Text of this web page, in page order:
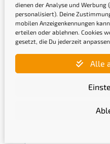
dienen der Analyse und
personalisiert). Deine
mobilen Anzeigenkennungen
erteilen oder ablehnen. Cookies
gesetzt, die Du jederzeit
Alle